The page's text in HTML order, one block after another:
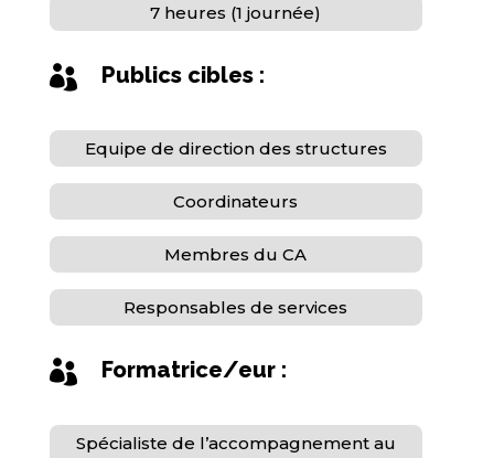
7 heures (1 journée)
 Publics cibles :
Equipe de direction des structures
Coordinateurs
Membres du CA
Responsables de services
 Formatrice/eur :
Spécialiste de l’accompagnement au